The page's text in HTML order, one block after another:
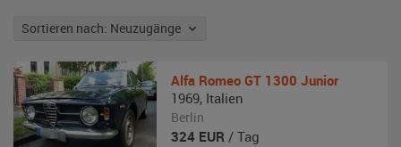
Sortieren nach: Neuzugänge
Alfa Romeo GT 1300 Junior
1969, Italien
Berlin
324 EUR / Tag